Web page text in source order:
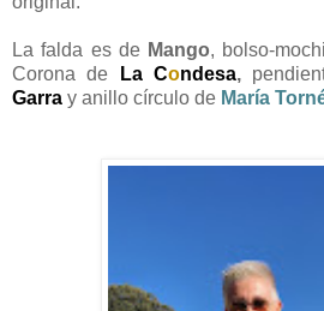
La falda es de Mango, bolso-
Corona de
La Condesa,
Garra y anillo círculo de María